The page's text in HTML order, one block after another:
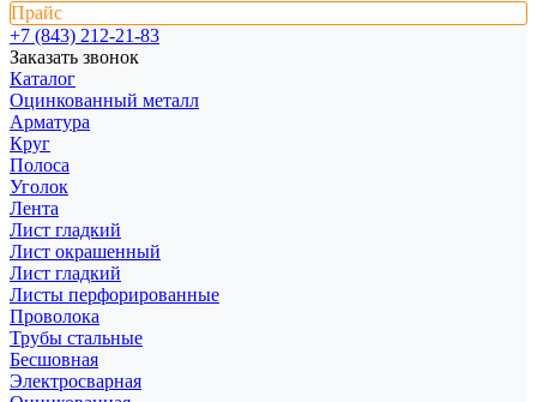
Прайс
+7 (843) 212-21-83
Заказать звонок
Каталог
Оцинкованный металл
Арматура
Круг
Полоса
Уголок
Лента
Лист гладкий
Лист окрашенный
Лист гладкий
Листы перфорированные
Проволока
Трубы стальные
Бесшовная
Электросварная